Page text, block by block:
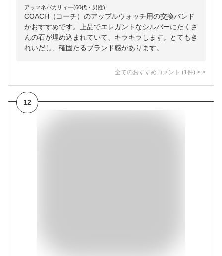
アッマネバカリィー(60代・男性)
COACH（コーチ）のアップルウォッチ用の交換バンド
がおすすめです。上品でエレガントなシルバーにたくさ
んの石が埋め込まれていて、キラキラします。とてもき
れいだし、確固たるブランド感があります。
全てのおすすめコメント (1 件) >
12